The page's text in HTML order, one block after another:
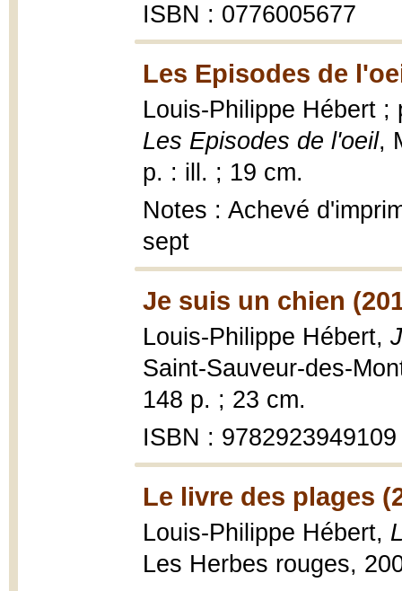
ISBN : 0776005677
Les Episodes de
Louis-Philippe Hébert ;
Les Episodes de l'oeil,
p. : ill. ; 19 cm.
Notes : Achevé
sept
Je suis un chien
Louis-Philippe Hébert,
Saint-Sauveur-des-
148 p. ; 23 cm.
ISBN : 9782923949109
Le livre des plages
Louis-Philippe Hébert,
Les Herbes rouges,